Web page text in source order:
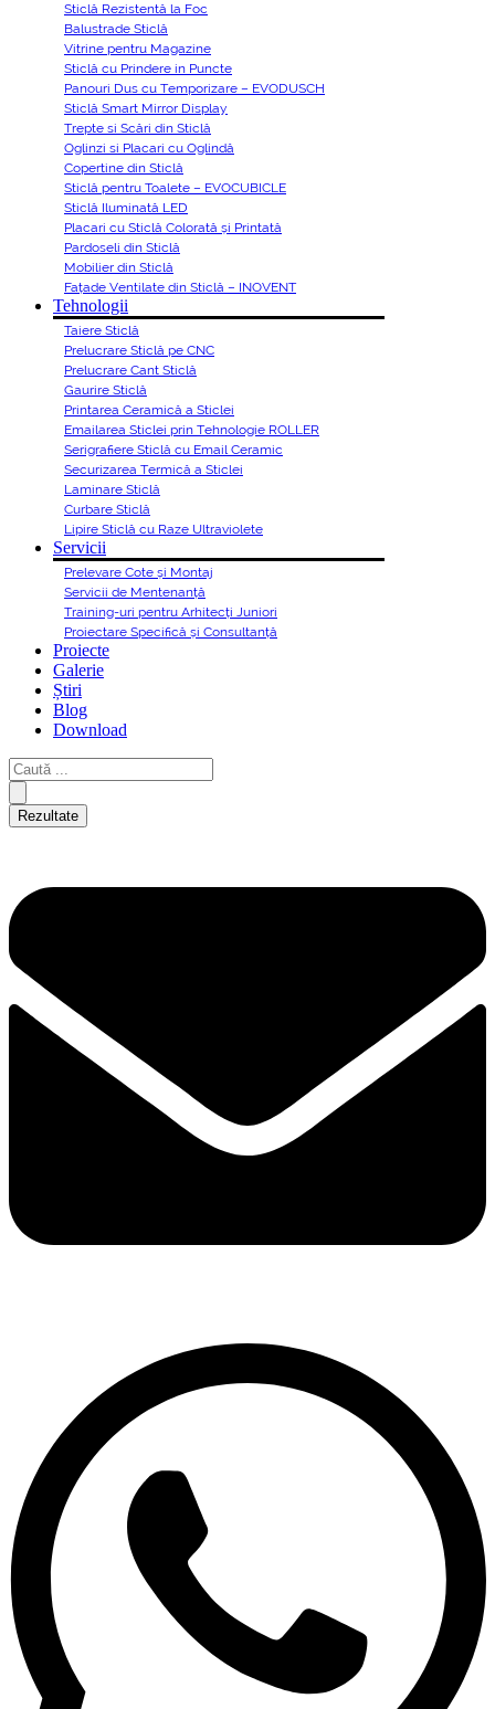
Sticlă Rezistentă la Foc
Balustrade Sticlă
Vitrine pentru Magazine
Sticlă cu Prindere in Puncte
Panouri Dus cu Temporizare – EVODUSCH
Sticlă Smart Mirror Display
Trepte si Scări din Sticlă
Oglinzi si Placari cu Oglindă
Copertine din Sticlă
Sticlă pentru Toalete – EVOCUBICLE
Sticlă Iluminată LED
Placari cu Sticlă Colorată și Printată
Pardoseli din Sticlă
Mobilier din Sticlă
Fațade Ventilate din Sticlă – INOVENT
Tehnologii
Taiere Sticlă
Prelucrare Sticlă pe CNC
Prelucrare Cant Sticlă
Gaurire Sticlă
Printarea Ceramică a Sticlei
Emailarea Sticlei prin Tehnologie ROLLER
Serigrafiere Sticlă cu Email Ceramic
Securizarea Termică a Sticlei
Laminare Sticlă
Curbare Sticlă
Lipire Sticlă cu Raze Ultraviolete
Servicii
Prelevare Cote și Montaj
Servicii de Mentenanță
Training-uri pentru Arhitecți Juniori
Proiectare Specifică și Consultanță
Proiecte
Galerie
Știri
Blog
Download
Rezultate